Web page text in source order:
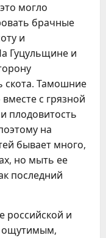
могло
брачные
и
Гуцульщине и
скота. Тамошние
с грязной
плодовитость
на
бывает много,
но мыть ее
последний
российской и
ощутимым,